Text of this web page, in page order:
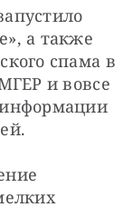
а также
спама в
и вовсе